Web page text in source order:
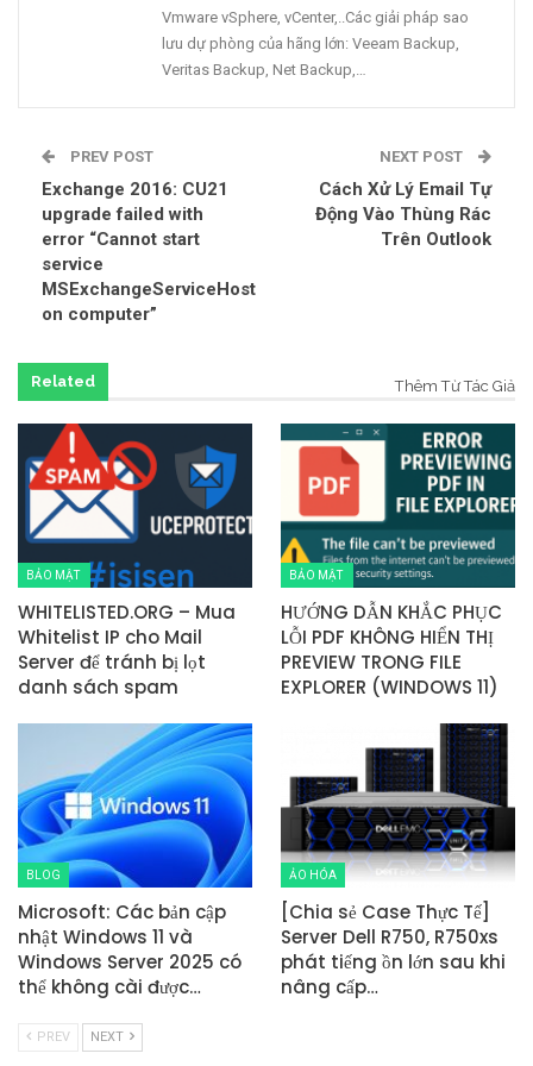
Vmware vSphere, vCenter,..Các giải pháp sao
lưu dự phòng của hãng lớn: Veeam Backup,
Veritas Backup, Net Backup,…
PREV POST
Exchange 2016: CU21
upgrade failed with
error “Cannot start
service
MSExchangeServiceHost
on computer”
NEXT POST
Cách Xử Lý Email Tự
Động Vào Thùng Rác
Trên Outlook
Related Thêm Từ Tác Giả
BẢO MẬT
WHITELISTED.ORG – Mua
Whitelist IP cho Mail
Server để tránh bị lọt
danh sách spam
BẢO MẬT
HƯỚNG DẪN KHẮC PHỤC
LỖI PDF KHÔNG HIỂN THỊ
PREVIEW TRONG FILE
EXPLORER (WINDOWS 11)
BLOG
Microsoft: Các bản cập
nhật Windows 11 và
Windows Server 2025 có
thể không cài được…
ẢO HÓA
[Chia sẻ Case Thực Tế]
Server Dell R750, R750xs
phát tiếng ồn lớn sau khi
nâng cấp…
PREV NEXT